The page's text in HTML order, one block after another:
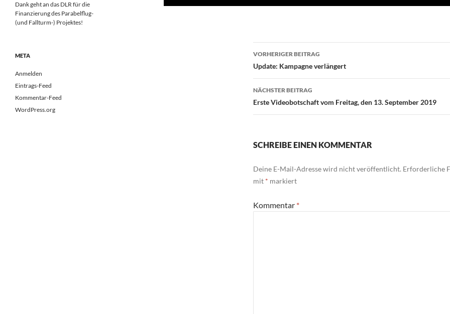
Beitragsnavigation
VORHERIGER BEITRAG
Update: Kampagne verlängert
NÄCHSTER BEITRAG
Erste Videobotschaft vom Freitag, den 13. September 2019
SCHREIBE EINEN KOMMENTAR
Deine E-Mail-Adresse wird nicht veröffentlicht. Erforderliche
mit * markiert
Kommentar *
Dank geht an das DLR für die
Finanzierung des Parabelflug-
(und Fallturm-) Projektes!
META
Anmelden
Eintrags-Feed
Kommentar-Feed
WordPress.org